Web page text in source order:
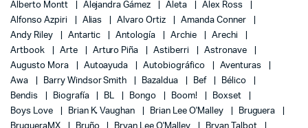
Alberto Montt
Alejandra Gámez Aleta
Alex Ross
Alfonso Azpiri
Alias Alvaro Ortiz
Amanda Conner
Andy Riley
Antartic Antología Archie
Arechi
Artbook
Arte Arturo Piña Astiberri
Astronave
Augusto Mora
Autoayuda Autobiográfico
Aventuras
Awa
Barry Windsor Smith Bazaldua Bef
Bélico
Bendis
Biografía BL Bongo Boom!
Boxset
Boys Love
Brian K. Vaughan Brian Lee O'Malley
Bruguera